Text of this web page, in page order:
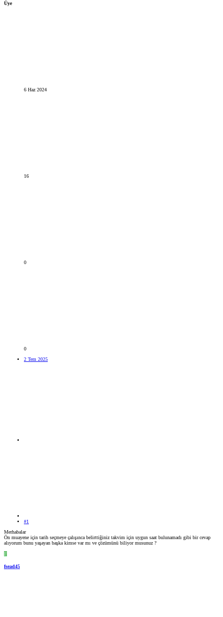
Üye
6 Haz 2024
16
0
0
2 Tem 2025
#1
Merhabalar
Ön muayene için tarih seçmeye çalışınca belirttiğiniz takvim için uygun saat bulunamadı gibi bir cevap
alıyorum bunu yaşayan başka kimse var mı ve çözümünü biliyor musunuz ?
F
fsead45